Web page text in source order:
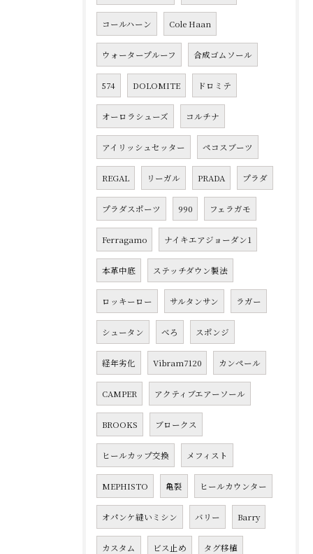
コールハーン Cole Haan
ウォータープルーフ 合成ゴムソール
574 DOLOMITE ドロミテ
オーロラシューズ コルチナ
アイリッシュセッター ペコスブーツ
REGAL リーガル PRADA プラダ
プラダスポーツ 990 フェラガモ
Ferragamo ナイキエアジョーダン1
本革中底 ステッチダウン製法
ロッキーロー サルタンサン ラガー
シュータン べろ スポンジ
経年劣化 Vibram7120 カンペール
CAMPER アクティブエアーソール
BROOKS ブロークス
ヒールカップ交換 メフィスト
MEPHISTO 亀裂 ヒールカウンター
オパンケ縫いミシン バリー Barry
カスタム ビス止め タグ移植